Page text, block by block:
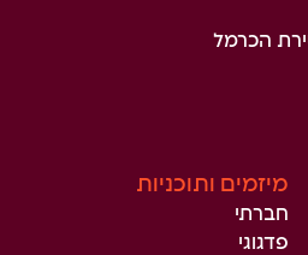
מיזמים ותוכניות
חברתי
פדגוגי